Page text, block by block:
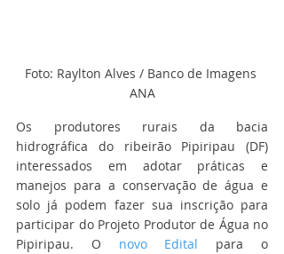
Foto: Raylton Alves / Banco de Imagens
ANA
Os produtores rurais da bacia
hidrográfica do ribeirão Pipiripau (DF)
interessados em adotar práticas e
manejos para a conservação de água e
solo já podem fazer sua inscrição para
participar do Projeto Produtor de Água no
Pipiripau. O novo Edital para o